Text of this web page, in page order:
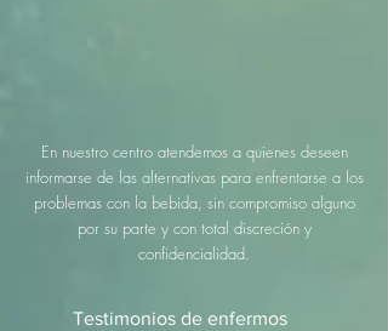
En nuestro centro atendemos a quienes deseen
informarse de las alternativas para enfrentarse a los
problemas con la bebida, sin compromiso alguno
por su parte y con total discreción y
confidencialidad.
Testimoniosde enfermos